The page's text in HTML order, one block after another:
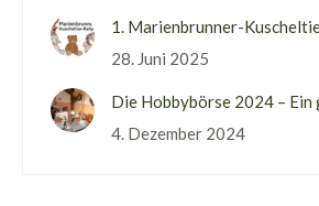
1. Marienbrunner-
28. Juni 2025
Die Hobbybörse 2024 –
4. Dezember 2024